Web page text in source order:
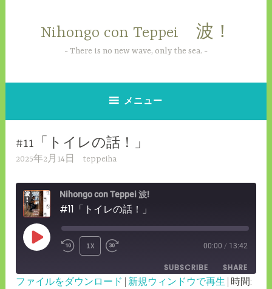
へ
Nihongo con Teppei 波！
There is no new wave, only the sea.
メニュー
#11「トイレの話！」
2025年2月14日 teppeiha
Nihongo con Teppei 波!
#11「トイレの話！」
PLAY
REWIND
10
1X
FAST
FORWARD
00:00 / 13:42
SUBSCRIBE SHARE
ファイルをダウンロード | 新規ウィンドウで再生 | 時間: